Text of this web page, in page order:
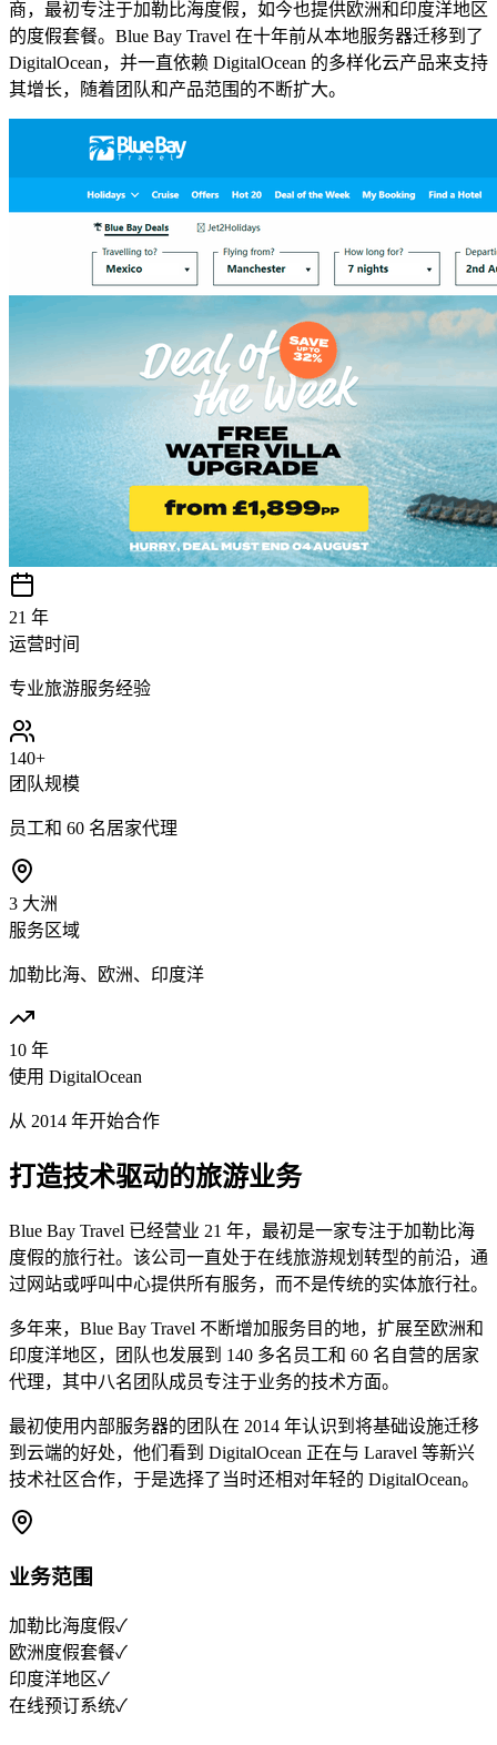
商，最初专注于加勒比海度假，如今也提供欧洲和印度洋地区
的度假套餐。Blue Bay Travel 在十年前从本地服务器迁移到了
DigitalOcean，并一直依赖 DigitalOcean 的多样化云产品来支持
其增长，随着团队和产品范围的不断扩大。
21 年
运营时间
专业旅游服务经验
140+
团队规模
员工和 60 名居家代理
3 大洲
服务区域
加勒比海、欧洲、印度洋
10 年
使用 DigitalOcean
从 2014 年开始合作
打造技术驱动的旅游业务
Blue Bay Travel 已经营业 21 年，最初是一家专注于加勒比海
度假的旅行社。该公司一直处于在线旅游规划转型的前沿，通
过网站或呼叫中心提供所有服务，而不是传统的实体旅行社。
多年来，Blue Bay Travel 不断增加服务目的地，扩展至欧洲和
印度洋地区，团队也发展到 140 多名员工和 60 名自营的居家
代理，其中八名团队成员专注于业务的技术方面。
最初使用内部服务器的团队在 2014 年认识到将基础设施迁移
到云端的好处，他们看到 DigitalOcean 正在与 Laravel 等新兴
技术社区合作，于是选择了当时还相对年轻的 DigitalOcean。
业务范围
加勒比海度假✓
欧洲度假套餐✓
印度洋地区✓
在线预订系统✓